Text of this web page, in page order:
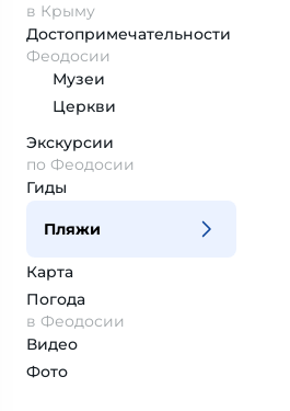
в Крыму
Достопримеча­тельности
Феодосии
Музеи
Церкви
Экскурсии
по Феодосии
Гиды
Пляжи
Карта
Погода
в Феодосии
Видео
Фото